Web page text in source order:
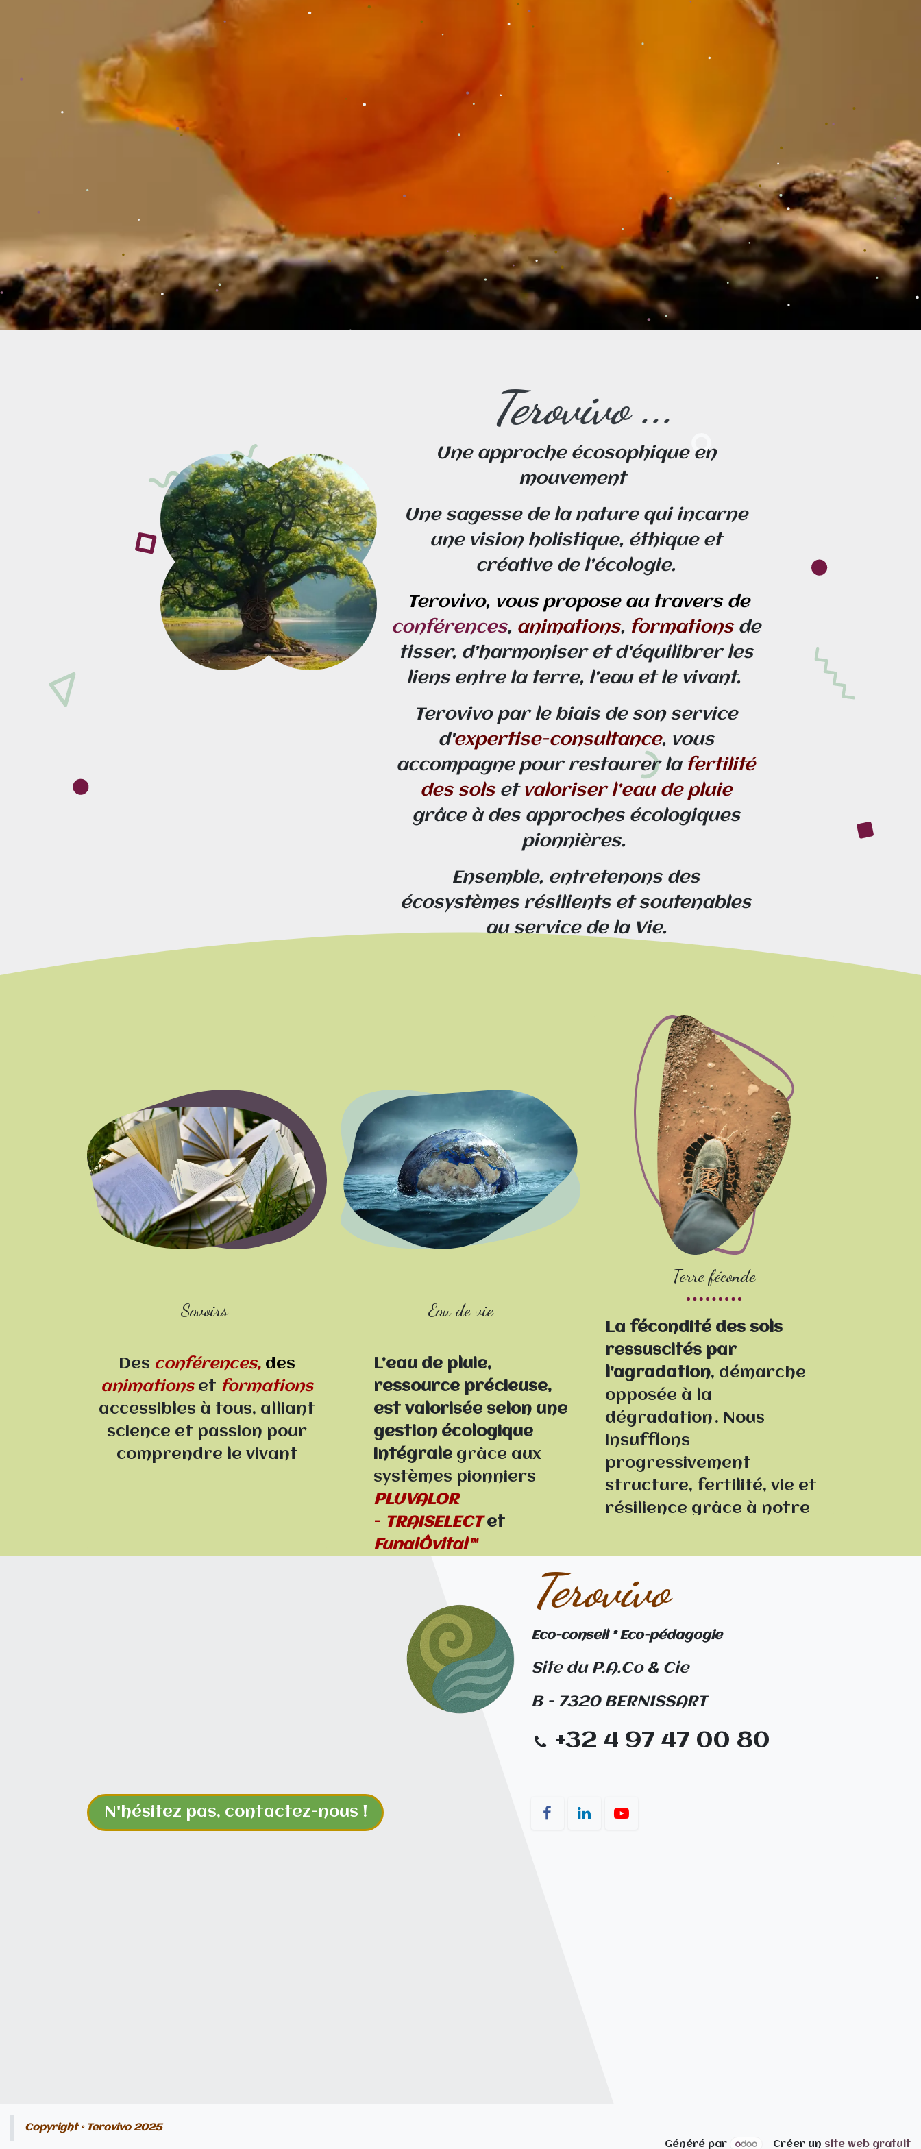
Terovivo ...
Une approche écosophique en
mouvement
Une sagesse de la nature qui incarne
une vision holistique, éthique et
créative de l’écologie.
Terovivo, vous propose au travers de
conférences, animations, formationsde
tisser, d’harmoniser et d'équilibrer les
liens entre la terre, l’eau et le vivant.
Terovivo par le biais de son service
d'expertise-consultance, vous
accompagne pour restaurer la fertilité
des solset valoriser l’eau de pluie
grâce à des approches écologiques
pionnières.
Ensemble, entretenons des
écosystèmes résilients et soutenables
au service de la Vie.
Savoirs
Des conférences, des
animations et formations
accessibles à tous, alliant
science et passion pour
comprendre le vivant
Terre féconde
La fécondité des sols
ressuscités par
l’agradation, démarche
opposée à la
dégradation . Nous
insufflons
progressivement
structure, fertilité, vie et
résilience grâce à notre
associée au système
novateur
Eau de vie
L’eau de pluie,
ressource précieuse,
est valorisée selon une
gestion écologique
intégrale grâce aux
systèmes pionniers
PLUVALOR
- TRAISELECT et
FungiÔvital™
N'hésitez pas, contactez-nous !
Terovivo
Eco-conseil * Eco-pédagogie
Site du P.A.Co & Cie
B - 7320 BERNISSART
+32 4 97 47 00 80
Copyright © Terovivo 2025
Généré par
- Créer un site web gratuit